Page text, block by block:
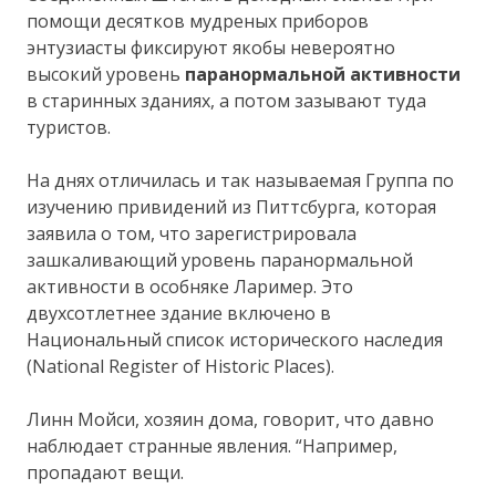
помощи десятков мудреных приборов
энтузиасты фиксируют якобы невероятно
высокий уровень паранормальной активности
в старинных зданиях, а потом зазывают туда
туристов.
На днях отличилась и так называемая Группа по
изучению привидений из Питтсбурга, которая
заявила о том, что зарегистрировала
зашкаливающий уровень паранормальной
активности в особняке Лаример. Это
двухсотлетнее здание включено в
Национальный список исторического наследия
(National Register of Historic Places).
Линн Мойси, хозяин дома, говорит, что давно
наблюдает странные явления. “Например,
пропадают вещи.